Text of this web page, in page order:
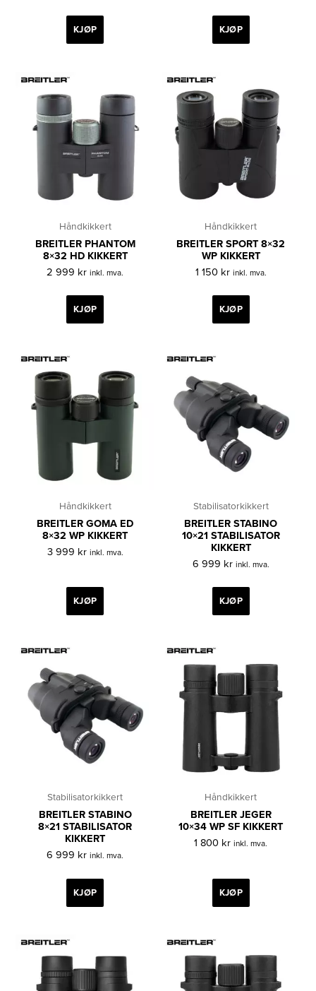
KJØP KJØP
Håndkikkert
BREITLER PHANTOM
8×32 HD KIKKERT
2 999 kr inkl. mva.
KJØP
Håndkikkert
BREITLER SPORT 8×32
WP KIKKERT
1 150 kr inkl. mva.
KJØP
Håndkikkert
BREITLER GOMA ED
8×32 WP KIKKERT
3 999 kr inkl. mva.
KJØP
Stabilisatorkikkert
BREITLER STABINO
10×21 STABILISATOR
KIKKERT
6 999 kr inkl. mva.
KJØP
Stabilisatorkikkert
BREITLER STABINO
8×21 STABILISATOR
KIKKERT
6 999 kr inkl. mva.
KJØP
Håndkikkert
BREITLER JEGER
10×34 WP SF KIKKERT
1 800 kr inkl. mva.
KJØP